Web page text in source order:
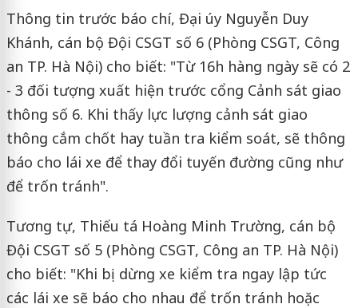
Thông tin trước báo chí, Đại úy Nguyễn Duy
Khánh, cán bộ Đội CSGT số 6 (Phòng CSGT, Công
an TP. Hà Nội) cho biết: "Từ 16h hàng ngày sẽ có 2
- 3 đối tượng xuất hiện trước cổng Cảnh sát giao
thông số 6. Khi thấy lực lượng cảnh sát giao
thông cắm chốt hay tuần tra kiểm soát, sẽ thông
báo cho lái xe để thay đổi tuyến đường cũng như
để trốn tránh".
Tương tự, Thiếu tá Hoàng Minh Trường, cán bộ
Đội CSGT số 5 (Phòng CSGT, Công an TP. Hà Nội)
cho biết: "Khi bị dừng xe kiểm tra ngay lập tức
các lái xe sẽ báo cho nhau để trốn tránh hoặc